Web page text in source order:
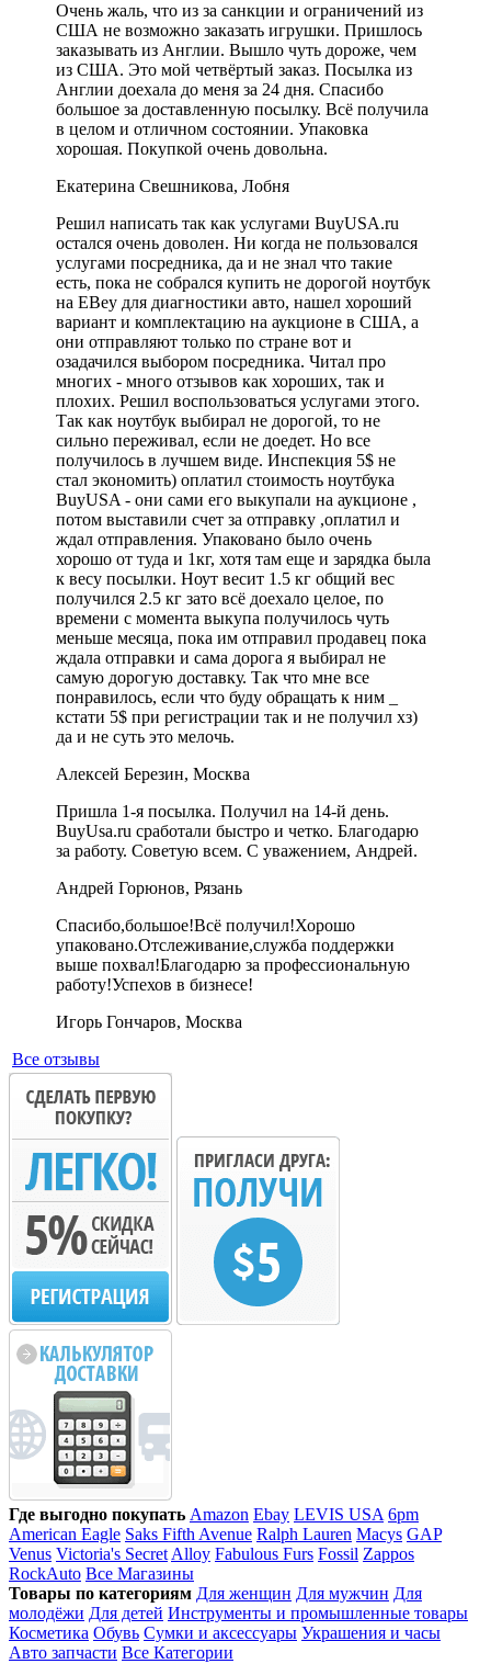
Очень жаль, что из за санкции и ограничений из
США не возможно заказать игрушки. Пришлось
заказывать из Англии. Вышло чуть дороже, чем
из США. Это мой четвёртый заказ. Посылка из
Англии доехала до меня за 24 дня. Спасибо
большое за доставленную посылку. Всё получила
в целом и отличном состоянии. Упаковка
хорошая. Покупкой очень довольна.
Екатерина Свешникова, Лобня
Решил написать так как услугами BuyUSA.ru
остался очень доволен. Ни когда не пользовался
услугами посредника, да и не знал что такие
есть, пока не собрался купить не дорогой ноутбук
на EBey для диагностики авто, нашел хороший
вариант и комплектацию на аукционе в США, а
они отправляют только по стране вот и
озадачился выбором посредника. Читал про
многих - много отзывов как хороших, так и
плохих. Решил воспользоваться услугами этого.
Так как ноутбук выбирал не дорогой, то не
сильно переживал, если не доедет. Но все
получилось в лучшем виде. Инспекция 5$ не
стал экономить) оплатил стоимость ноутбука
BuyUSA - они сами его выкупали на аукционе ,
потом выставили счет за отправку ,оплатил и
ждал отправления. Упаковано было очень
хорошо от туда и 1кг, хотя там еще и зарядка была
к весу посылки. Ноут весит 1.5 кг общий вес
получился 2.5 кг зато всё доехало целое, по
времени с момента выкупа получилось чуть
меньше месяца, пока им отправил продавец пока
ждала отправки и сама дорога я выбирал не
самую дорогую доставку. Так что мне все
понравилось, если что буду обращать к ним _
кстати 5$ при регистрации так и не получил хз)
да и не суть это мелочь.
Алексей Березин, Москва
Пришла 1-я посылка. Получил на 14-й день.
BuyUsa.ru сработали быстро и четко. Благодарю
за работу. Советую всем. С уважением, Андрей.
Андрей Горюнов, Рязань
Спасибо,большое!Всё получил!Хорошо
упаковано.Отслеживание,служба поддержки
выше похвал!Благодарю за профессиональную
работу!Успехов в бизнесе!
Игорь Гончаров, Москва
Все отзывы
Где выгодно покупать Amazon Ebay LEVIS USA 6pm
American Eagle Saks Fifth Avenue Ralph Lauren Macys GAP
Venus Victoria's Secret Alloy Fabulous Furs Fossil Zappos
RockAuto Все Магазины
Товары по категориям Для женщин Для мужчин Для
молодёжи Для детей Инструменты и промышленные товары
Косметика Обувь Сумки и аксессуары Украшения и часы
Авто запчасти Все Категории